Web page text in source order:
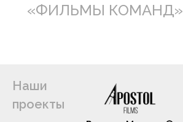
«ФИЛЬМЫ КОМАНД»
Наши
проекты